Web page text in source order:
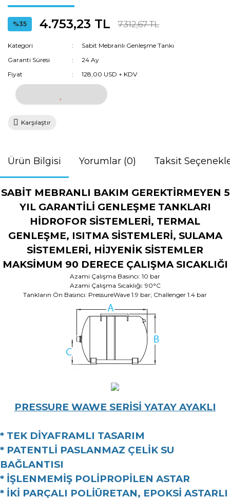
%35 4.753,23 TL 7.312,67 TL
Kategori
Sabit Mebranlı Genleşme Tankı
Garanti Süresi
24 Ay
Fiyat
128,00 USD + KDV
Karşılaştır
Ürün Bilgisi Yorumlar (0) Taksit
SABİT MEBRANLI BAKIM GEREKTİRMEYEN 5
YIL GARANTİLİ GENLEŞME TANKLARI
HİDROFOR SİSTEMLERİ, TERMAL
GENLEŞME, ISITMA SİSTEMLERİ, SULAMA
SİSTEMLERİ, HİJYENİK SİSTEMLER
MAKSİMUM 90 DERECE ÇALIŞMA SICAKLIĞI
Azami Çalışma Basıncı: 10 bar
Azami Çalışma Sıcaklığı: 90°C
Tankların Ön Basıncı: PressureWave 1.9 bar; Challenger 1.4 bar
PRESSURE WAWE SERİSİ YATAY AYAKLI
* TEK DİYAFRAMLI TASARIM
* PATENTLİ PASLANMAZ ÇELİK SU
BAĞLANTISI
* İŞLENMEMİŞ POLİPROPİLEN ASTAR
* İKİ PARÇALI POLİÜRETAN, EPOKSİ ASTARLI